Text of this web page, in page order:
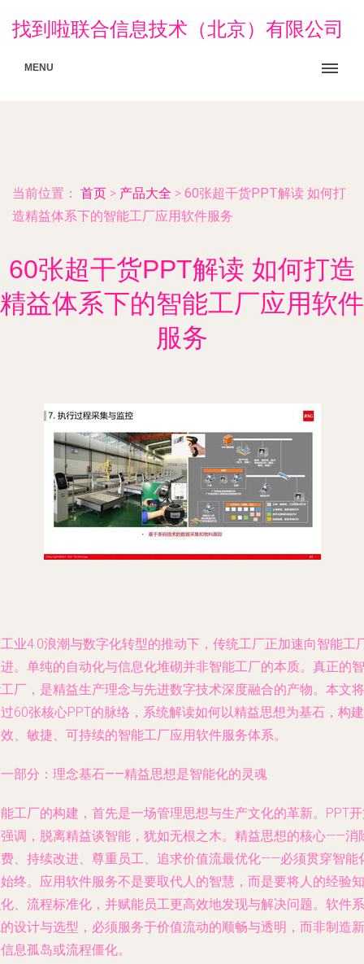
找到啦联合信息技术（北京）有限公司
MENU
当前位置： 首页 > 产品大全 > 60张超干货PPT解读 如何打
造精益体系下的智能工厂应用软件服务
60张超干货PPT解读 如何打造
精益体系下的智能工厂应用软件
服务
业4.0浪潮与数字化转型的推动下，传统工厂正加速向智能工
。单纯的自动化与信息化堆砌并非智能工厂的本质。真正的智
厂，是精益生产理念与先进数字技术深度融合的产物。本文将
60张核心PPT的脉络，系统解读如何以精益思想为基石，构建
、敏捷、可持续的智能工厂应用软件服务体系。
部分：理念基石——精益思想是智能化的灵魂
工厂的构建，首先是一场管理思想与生产文化的革新。PPT
调，脱离精益谈智能，犹如无根之木。精益思想的核心——消
、持续改进、尊重员工、追求价值流最优化——必须贯穿智能
终。应用软件服务不是要取代人的智慧，而是要将人的经验知
、流程标准化，并赋能员工更高效地发现与解决问题。软件系
设计与选型，必须服务于价值流动的顺畅与透明，而非制造新
息孤岛或流程僵化。